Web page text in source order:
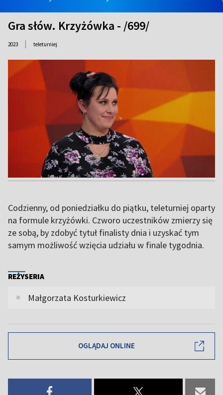
Gra słów. Krzyżówka - /699/
2023 | teleturniej
Codzienny, od poniedziałku do piątku, teleturniej oparty
na formule krzyżówki. Czworo uczestników zmierzy się
ze sobą, by zdobyć tytuł finalisty dnia i uzyskać tym
samym możliwość wzięcia udziału w finale tygodnia.
REŻYSERIA
Małgorzata Kosturkiewicz
OGLĄDAJ ONLINE